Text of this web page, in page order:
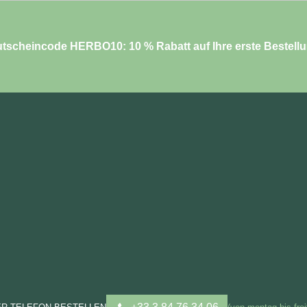
HERBO10: 10 % Rabatt auf Ihre erste